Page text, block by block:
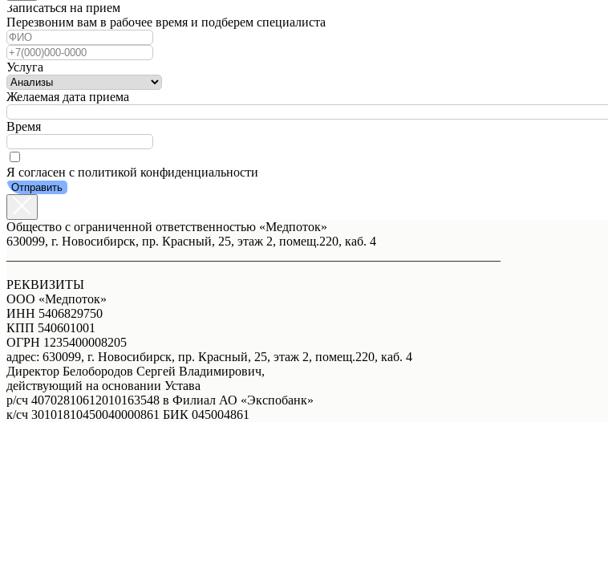
Записаться на прием
Перезвоним вам в рабочее время и подберем специалиста
Услуга
Желаемая дата приема
Время
Я согласен с политикой конфиденциальности
Отправить
Общество с ограниченной ответственностью «Медпоток»
630099, г. Новосибирск, пр. Красный, 25, этаж 2, помещ.220, каб. 4
РЕКВИЗИТЫ
ООО «Медпоток»
ИНН 5406829750
КПП 540601001
ОГРН 1235400008205
адрес: 630099, г. Новосибирск, пр. Красный, 25, этаж 2, помещ.220, каб. 4
Директор Белобородов Сергей Владимирович,
действующий на основании Устава
р/сч 40702810612010163548 в Филиал АО «Экспобанк»
к/сч 30101810450040000861 БИК 045004861